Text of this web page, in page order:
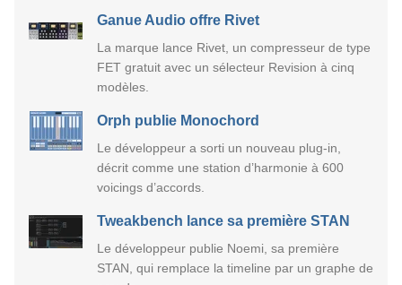
Ganue Audio offre Rivet
La marque lance Rivet, un compresseur de type
FET gratuit avec un sélecteur Revision à cinq
modèles.
Orph publie Monochord
Le développeur a sorti un nouveau plug-in,
décrit comme une station d’harmonie à 600
voicings d’accords.
Tweakbench lance sa première STAN
Le développeur publie Noemi, sa première
STAN, qui remplace la timeline par un graphe de